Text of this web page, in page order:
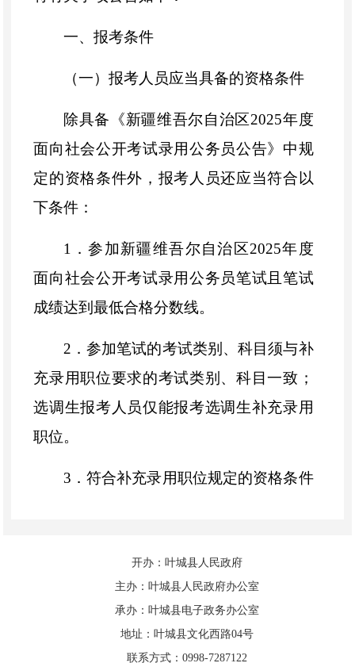
一、报考条件
（一）报考人员应当具备的资格条件
除具备《新疆维吾尔自治区2025年度
面向社会公开考试录用公务员公告》中规
定的资格条件外，报考人员还应当符合以
下条件：
1．参加新疆维吾尔自治区2025年度
面向社会公开考试录用公务员笔试且笔试
成绩达到最低合格分数线。
2．参加笔试的考试类别、科目须与补
充录用职位要求的考试类别、科目一致；
选调生报考人员仅能报考选调生补充录用
职位。
3．符合补充录用职位规定的资格条件
试录用公务员公告》为准。
（二）不得报考的情形
除《新疆维吾尔自治区
开办：叶城县人民政府
主办：叶城县人民政府办公室
承办：叶城县电子政务办公室
地址：叶城县文化西路04号
联系方式：0998-7287122